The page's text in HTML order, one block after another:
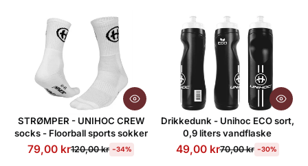
STRØMPER - UNIHOC CREW
socks - Floorball sports sokker
79,00 kr120,00 kr -34%
Drikkedunk - Unihoc ECO sort,
0,9 liters vandflaske
49,00 kr70,00 kr -30%